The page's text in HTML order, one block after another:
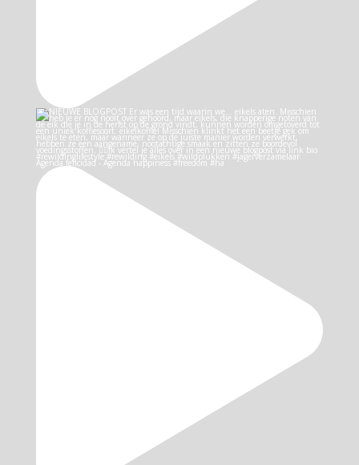
Agenda felicidad - Agenda happiness #freedom #ha